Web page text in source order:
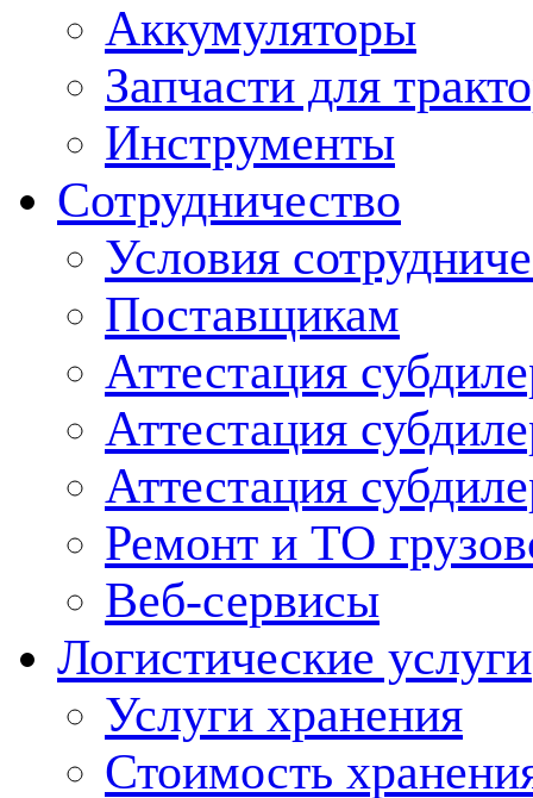
Аккумуляторы
Запчасти для
Инструменты
Сотрудничество
Условия
Поставщикам
Аттестация
Аттестация
Аттестация
Ремонт и ТО
Веб-сервисы
Логистические услуги
Услуги хранения
Стоимость